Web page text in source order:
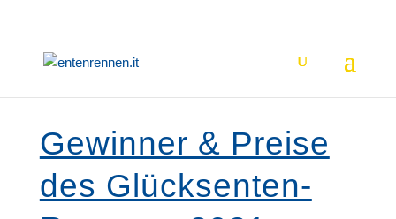
Gewinner & Preise
des Glücksenten-